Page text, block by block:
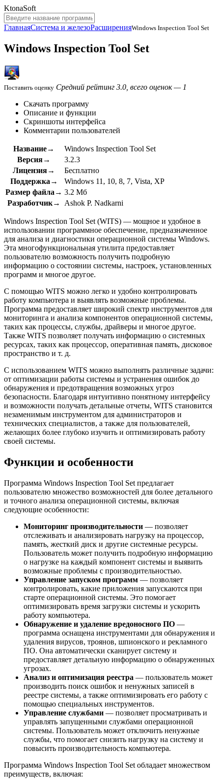
KtonaSoft
ГлавнаяСистема и железоРасширенияWindows Inspection Tool Set
Windows Inspection Tool Set
Поставить оценку Средний рейтинг 3.0, всего оценок — 1
Скачать программу
Описание и функции
Скриншоты интерфейса
Комментарии пользователей
Название→
Windows Inspection Tool Set
Версия→
3.2.3
Лицензия→
Бесплатно
Поддержка→
Windows 11, 10, 8, 7, Vista, XP
Размер файла→ 3.2 Мб
Разработчик→
Ashok P. Nadkarni
Windows Inspection Tool Set (WITS) — мощное и удобное в
использовании программное обеспечение, предназначенное
для анализа и диагностики операционной системы Windows.
Эта многофункциональная утилита предоставляет
пользователю возможность получить подробную
информацию о состоянии системы, настроек, установленных
программ и многое другое.
С помощью WITS можно легко и удобно контролировать
работу компьютера и выявлять возможные проблемы.
Программа предоставляет широкий спектр инструментов для
мониторинга и анализа компонентов операционной системы,
таких как процессы, службы, драйверы и многое другое.
Также WITS позволяет получать информацию о системных
ресурсах, таких как процессор, оперативная память, дисковое
пространство и т. д.
С использованием WITS можно выполнять различные задачи:
от оптимизации работы системы и устранения ошибок до
обнаружения и предотвращения возможных угроз
безопасности. Благодаря интуитивно понятному интерфейсу
и возможности получать детальные отчеты, WITS становится
незаменимым инструментом для администраторов и
технических специалистов, а также для пользователей,
желающих более глубоко изучить и оптимизировать работу
своей системы.
Функции и особенности
Программа Windows Inspection Tool Set предлагает
пользователю множество возможностей для более детального
и точного анализа операционной системы, включая
следующие особенности:
Мониторинг производительности — позволяет
отслеживать и анализировать нагрузку на процессор,
память, жесткий диск и другие системные ресурсы.
Пользователь может получить подробную информацию
о нагрузке на каждый компонент системы и выявить
возможные проблемы с производительностью.
Управление запуском программ — позволяет
контролировать, какие приложения запускаются при
старте операционной системы. Это помогает
оптимизировать время загрузки системы и ускорить
работу компьютера.
Обнаружение и удаление вредоносного ПО —
программа оснащена инструментами для обнаружения и
удаления вирусов, троянов, шпионского и рекламного
ПО. Она автоматически сканирует систему и
предоставляет детальную информацию о обнаруженных
угрозах.
Анализ и оптимизация реестра — пользователь может
производить поиск ошибок и ненужных записей в
реестре системы, а также оптимизировать его работу с
помощью специальных инструментов.
Управление службами — позволяет просматривать и
управлять запущенными службами операционной
системы. Пользователь может отключить ненужные
службы, что помогает снизить нагрузку на систему и
повысить производительность компьютера.
Программа Windows Inspection Tool Set обладает множеством
преимуществ, включая: